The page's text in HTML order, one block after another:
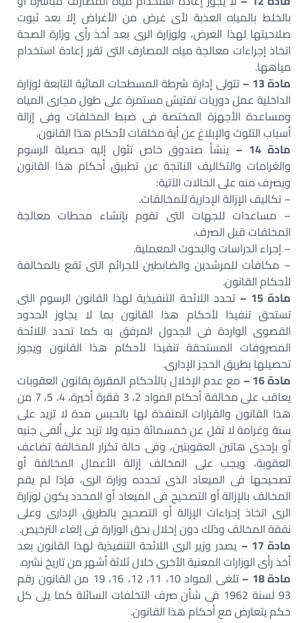
بالخلط بالمياه العذبة لأى غرض من الأغراض إلا بعد ثبوت
صلاحيتها لهذا الغرض، ولوزارة الرى بعد أخذ رأى وزارة الصحة
اتخاذ إجراءات معالجة مياه المصارف التى تقرر إعادة استخدام
مياهها.
مادة 13 –
تتولى إدارة شرطة المسطحات المائية التابعة لوزارة
الداخلية عمل دوريات تفتيش مستمرة على طول مجارى المياه
ومساعدة الأجهزة المختصة فى ضبط المخلفات وفى إزالة
أسباب التلوث والإبلاغ عن أية مخلفات لأحكام هذا القانون.
مادة 14 –
ينشأ صندوق خاص تئول إليه حصيلة الرسوم
والغرامات والتكاليف الناتجة عن تطبيق أحكام هذا القانون
ويصرف منه على الحالات الآتية:
– تكاليف الإزالة الإدارية للمخالفات.
– مساعدات للجهات التى تقوم بإنشاء محطات معالجة
المخلفات قبل الصرف.
– إجراء الدراسات والبحوث المعملية.
– مكافآت للمرشدين والضابطين للجرائم التى تقع بالمخالفة
لأحكام القانون.
مادة 15 –
تحدد اللائحة التنفيذية لهذا القانون الرسوم التى
تستحق تنفيذا لأحكام هذا القانون بما لا يجاوز الحدود
القصوى الواردة فى الجدول المرفق به كما تحدد اللائحة
المصروفات المستحقة تنفيذا لأحكام هذا القانون ويجوز
تحصيلها بطريق الحجز الإدارى.
مادة 16 –
مع عدم الإخلال بالأحكام المقررة بقانون العقوبات
يعاقب على مخالفة أحكام المواد 2، 3 فقرة أخيرة، 4، 5، 7 من
هذا القانون والقرارات المنفذة لها بالحبس مدة لا تزيد على
سنة وغرامة لا تقل عن خمسمائة جنيه ولا تزيد على ألفى جنيه
أو بإحدى هاتين العقوبتين، وفى حالة تكرار المخالفة تضاعف
العقوبة، ويجب على المخالف إزالة الأعمال المخالفة أو
تصحيحها فى الميعاد الذى تحدده وزارة الرى، فإذا لم يقم
المخالف بالإزالة أو التصحيح فى الميعاد أو المحدد يكون لوزارة
الرى اتخاذ إجراءات الإزالة أو التصحيح بالطريق الإدارى وعلى
نفقة المخالف وذلك دون إخلال بحق الوزارة فى إلغاء الترخيص.
مادة 17 –
يصدر وزير الرى اللائحة التنفيذية لهذا القانون بعد
أخذ رأى الوزارات المعنية الأخرى خلال ثلاثة أشهر من تاريخ نشره.
مادة 18 –
تلغى المواد 10، 11، 12، 16، 19 من القانون رقم
93 لسنة 1962 فى شأن صرف التخلفات السائلة كما يلى كل
حكم يتعارض مع أحكام هذا القانون.